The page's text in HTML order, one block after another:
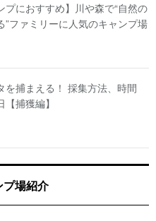
プにおすすめ】川や森で“自然の
”ファミリーに人気のキャンプ場
を捕まえる！ 採集方法、時間
捕獲編】
場紹介